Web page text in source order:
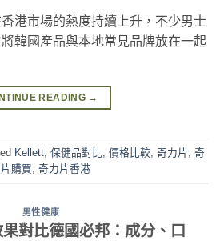
港市場的熱度持續上升，不少男士
韓國產品與本地常見品牌放在一起
READING →
Kellett 保健品對比 價格比較 奇力片 奇
購買 奇力片香港
男性健康
對比德國必邦：成分、口